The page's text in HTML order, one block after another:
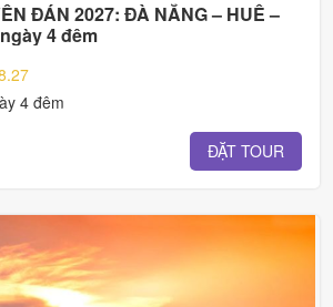
ĐÁN 2027: ĐÀ NẴNG – HUẾ –
4 đêm
4 đêm
ĐẶT TOUR